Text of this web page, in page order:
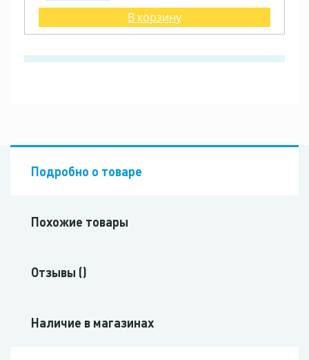
В корзину
Подробно о товаре
Похожие товары
Отзывы ()
Наличие в магазинах